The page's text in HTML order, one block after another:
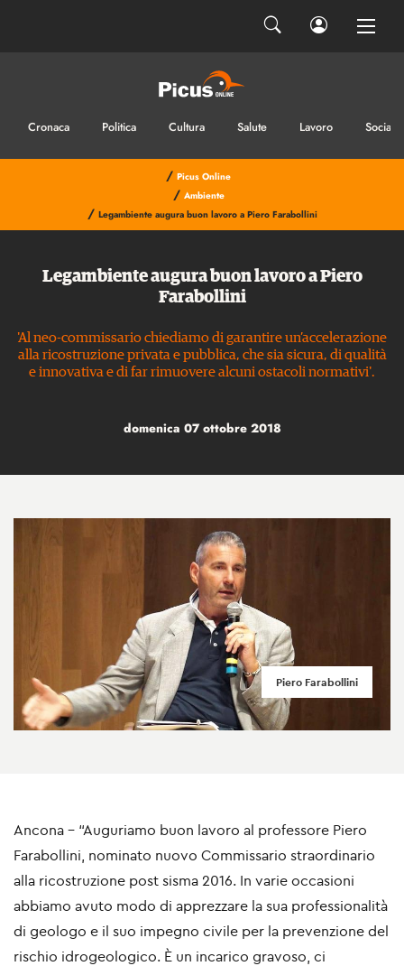
Cronaca Politica Cultura Salute Lavoro Sociale
/ Picus Online
/ Ambiente
/ Legambiente augura buon lavoro a Piero Farabollini
Legambiente augura buon lavoro a Piero
Farabollini
'Al neo-commissario chiediamo di garantire un’accelerazione
alla ricostruzione privata e pubblica, che sia sicura, di qualità
e innovativa e di far rimuovere alcuni ostacoli normativi'.
domenica 07 ottobre 2018
Piero Farabollini
Ancona - “Auguriamo buon lavoro al professore Piero
Farabollini, nominato nuovo Commissario straordinario
alla ricostruzione post sisma 2016. In varie occasioni
abbiamo avuto modo di apprezzare la sua professionalità
di geologo e il suo impegno civile per la prevenzione del
rischio idrogeologico. È un incarico gravoso, ci